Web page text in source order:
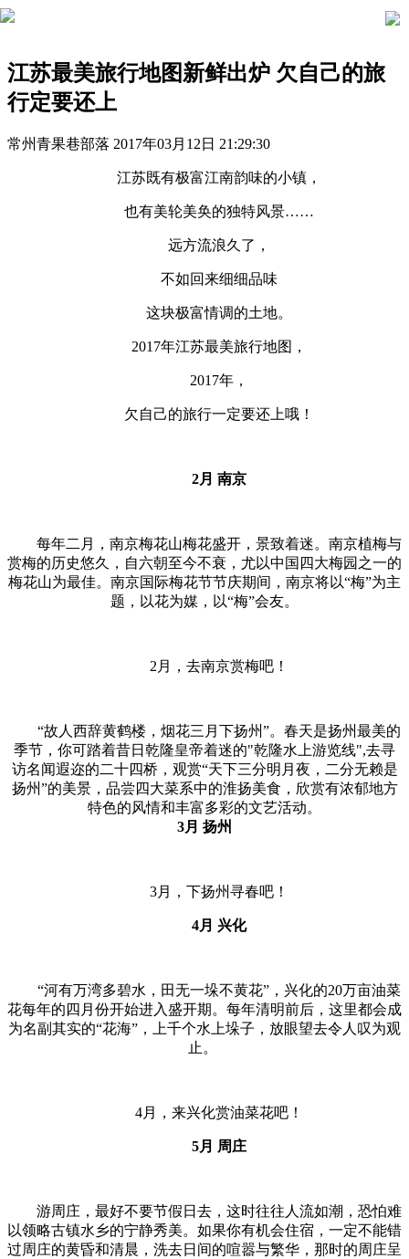
江苏最美旅行地图新鲜出炉 欠自己的旅
行定要还上
常州青果巷部落 2017年03月12日 21:29:30
江苏既有极富江南韵味的小镇 ，
也有美轮美奂的独特风景……
远方流浪久了，
不如回来细细品味
这块极富情调的土地。
2017年江苏最美旅行地图，
2017年，
欠自己的旅行一定要还上哦！
2月 南京
每年二月，南京梅花山梅花盛开，景致着迷。南京植梅与
赏梅的历史悠久，自六朝至今不衰，尤以中国四大梅园之一的
梅花山为最佳。南京国际梅花节节庆期间，南京将以“梅”为主
题，以花为媒，以“梅”会友。
2月，去南京赏梅吧！
“故人西辞黄鹤楼，烟花三月下扬州”。春天是扬州最美的
季节，你可踏着昔日乾隆皇帝着迷的"乾隆水上游览线",去寻
访名闻遐迩的二十四桥，观赏“天下三分明月夜，二分无赖是
扬州”的美景，品尝四大菜系中的淮扬美食，欣赏有浓郁地方
特色的风情和丰富多彩的文艺活动。
3月 扬州
3月，下扬州寻春吧！
4月 兴化
“河有万湾多碧水，田无一垛不黄花”，兴化的20万亩油菜
花每年的四月份开始进入盛开期。每年清明前后，这里都会成
为名副其实的“花海”，上千个水上垛子，放眼望去令人叹为观
止。
4月，来兴化赏油菜花吧！
5月 周庄
游周庄，最好不要节假日去，这时往往人流如潮，恐怕难
以领略古镇水乡的宁静秀美。如果你有机会住宿，一定不能错
过周庄的黄昏和清晨，洗去日间的喧嚣与繁华，那时的周庄呈